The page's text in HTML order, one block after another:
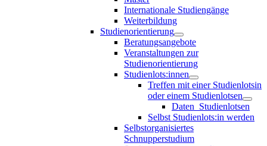
Internationale Studiengänge
Weiterbildung
Studienorientierung
Beratungsangebote
Veranstaltungen zur
Studienorientierung
Studienlots:innen
Treffen mit einer Studienlotsin
oder einem Studienlotsen
Daten_Studienlotsen
Selbst Studienlots:in werden
Selbstorganisiertes
Schnupperstudium